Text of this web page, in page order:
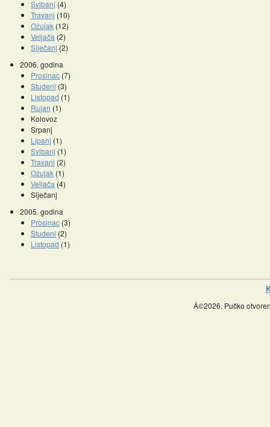
Svibanj (4)
Travanj (10)
Ožujak (12)
Veljača (2)
Siječanj (2)
2006. godina
Prosinac (7)
Studeni (3)
Listopad (1)
Rujan (1)
Kolovoz
Srpanj
Lipanj (1)
Svibanj (1)
Travanj (2)
Ožujak (1)
Veljača (4)
Siječanj
2005. godina
Prosinac (3)
Studeni (2)
Listopad (1)
Â©2026. Pučko